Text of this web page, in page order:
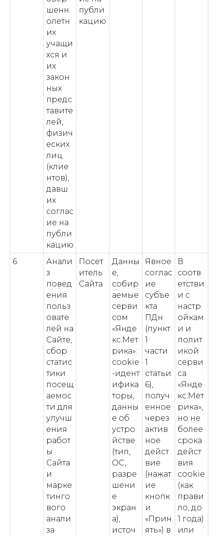
шенн
олетн
их
учащи
хся и
их
закон
ных
предс
тавите
лей,
физич
еских
лиц
(клие
нтов),
давш
их
соглас
ие на
публи
кацию
публи
кацию
6
Анали
з
повед
ения
польз
овате
лей на
Сайте,
сбор
статис
тики
посещ
аемос
ти для
улучш
ения
работ
ы
Сайта
и
марке
тинго
вого
анали
за
Посет
итель
Сайта
Данны
е,
собир
аемые
серви
сом
«Янде
кс.Мет
рика»:
cookie
-идент
ифика
торы,
данны
е об
устро
йстве
(тип,
ОС,
разре
шени
е
экран
а),
источ
Явное
соглас
ие
субъе
кта
ПДн
(пункт
1
части
1
статьи
6),
получ
енное
через
актив
ное
дейст
вие
(нажат
ие
кнопк
и
«Прин
ять») в
В
соотв
етстви
и с
настр
ойкам
и и
полит
икой
серви
са
«Янде
кс.Мет
рика»,
но не
более
срока
дейст
вия
cookie
(как
прави
ло, до
1 года)
или